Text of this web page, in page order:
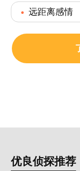
远距离感情
优良侦探推荐